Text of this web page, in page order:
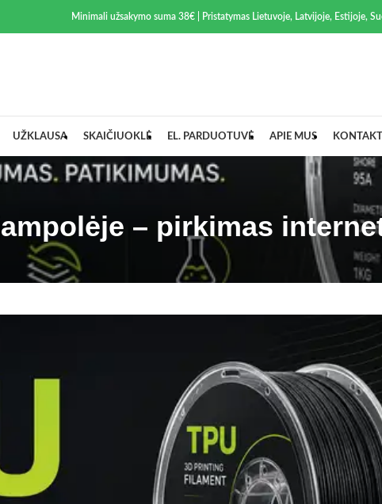
Minimali užsakymo suma 38€ | Pristatymas Lietuvoje, Latvijoje, Estijoje,
UŽKLAUSA SKAIČIUOKLĖ EL. PARDUOTUVĖ APIE MUS
– pirkimas